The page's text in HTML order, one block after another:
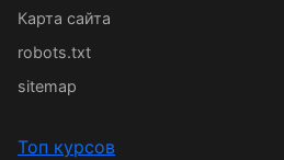
Карта сайта
robots.txt
sitemap
Топ курсов